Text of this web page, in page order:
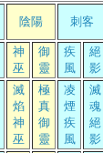
陰陽 刺客
神
巫
御
靈
疾
風
絕
影
滅
焰
神
巫
極
真
御
靈
凌
煙
疾
風
滅
魂
絕
影